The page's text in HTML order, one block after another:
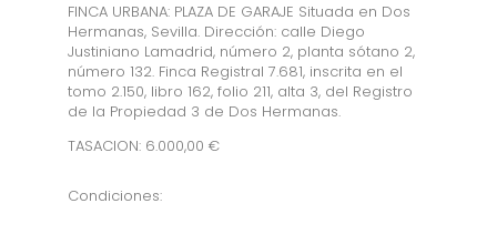
FINCA URBANA: PLAZA DE GARAJE Situada en Dos
Hermanas, Sevilla. Dirección: calle Diego
Justiniano Lamadrid, número 2, planta sótano 2,
número 132. Finca Registral 7.681, inscrita en el
tomo 2.150, libro 162, folio 211, alta 3, del Registro
de la Propiedad 3 de Dos Hermanas.
TASACION: 6.000,00 €
Condiciones: